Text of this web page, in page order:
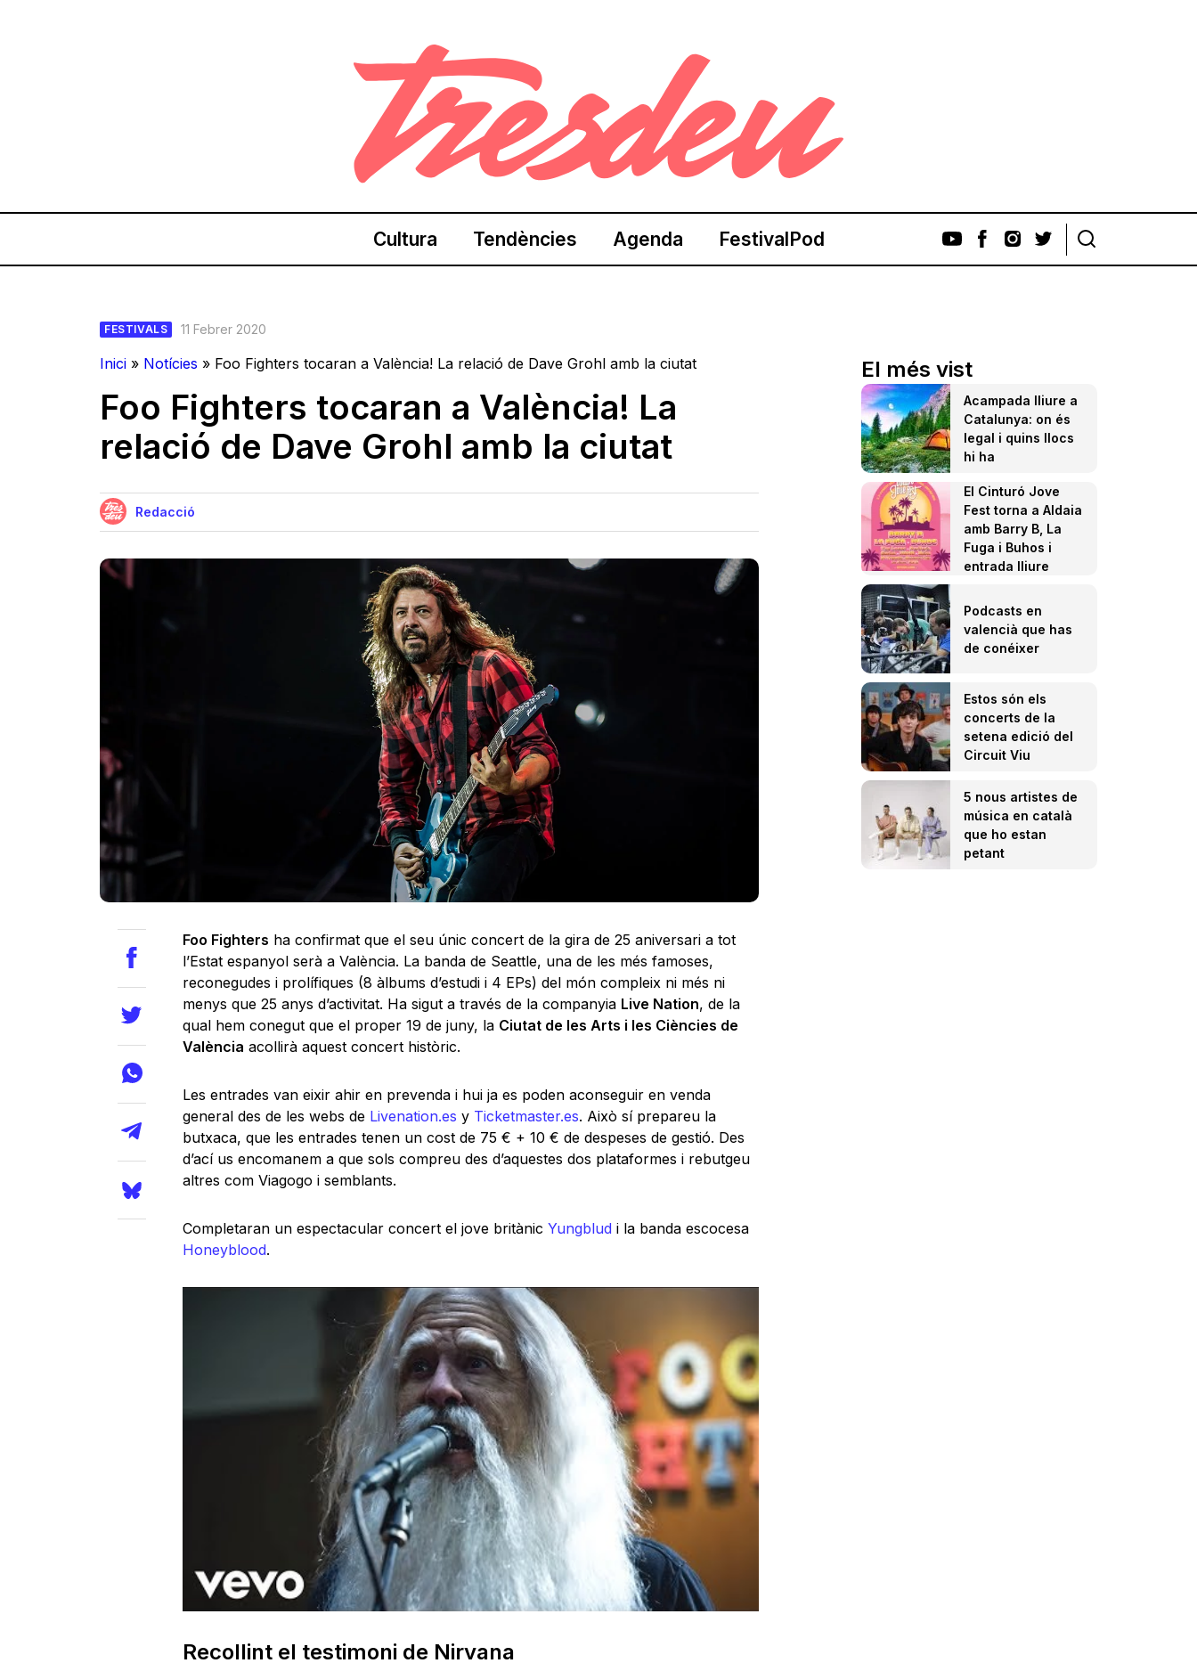
Cultura Tendències Agenda FestivalPod
FESTIVALS 11 Febrer 2020
Inici » Notícies » Foo Fighters tocaran a València! La relació de Dave Grohl amb la ciutat
Foo Fighters tocaran a València! La
relació de Dave Grohl amb la ciutat
Redacció
Foo Fighters ha confirmat que el seu únic concert de la gira de 25 aniversari a tot
l’Estat espanyol serà a València. La banda de Seattle, una de les més famoses,
reconegudes i prolífiques (8 àlbums d’estudi i 4 EPs) del món compleix ni més ni
menys que 25 anys d’activitat. Ha sigut a través de la companyia Live Nation, de la
qual hem conegut que el proper 19 de juny, la Ciutat de les Arts i les Ciències de
València acollirà aquest concert històric.
Les entrades van eixir ahir en prevenda i hui ja es poden aconseguir en venda
general des de les webs de Livenation.es y Ticketmaster.es. Això sí prepareu la
butxaca, que les entrades tenen un cost de 75 € + 10 € de despeses de gestió. Des
d’ací us encomanem a que sols compreu des d’aquestes dos plataformes i rebutgeu
altres com Viagogo i semblants.
Completaran un espectacular concert el jove britànic Yungblud i la banda escocesa
Honeyblood.
Recollint el testimoni de Nirvana
El més vist
Acampada lliure a
Catalunya: on és
legal i quins llocs
hi ha
El Cinturó Jove
Fest torna a Aldaia
amb Barry B, La
Fuga i Buhos i
entrada lliure
Podcasts en
valencià que has
de conéixer
Estos són els
concerts de la
setena edició del
Circuit Viu
5 nous artistes de
música en català
que ho estan
petant